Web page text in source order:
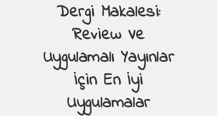
Dergi Makalesi:
Review Ve
Uygulamalı Yayınlar
İçin En İyi
Uygulamalar